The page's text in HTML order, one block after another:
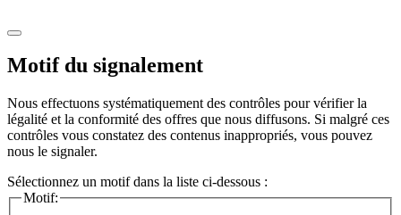
Motif du signalement
Nous effectuons systématiquement des contrôles pour vérifier la
légalité et la conformité des offres que nous diffusons. Si malgré ces
contrôles vous constatez des contenus inappropriés, vous pouvez
nous le signaler.
Sélectionnez un motif dans la liste ci-dessous :
Motif: